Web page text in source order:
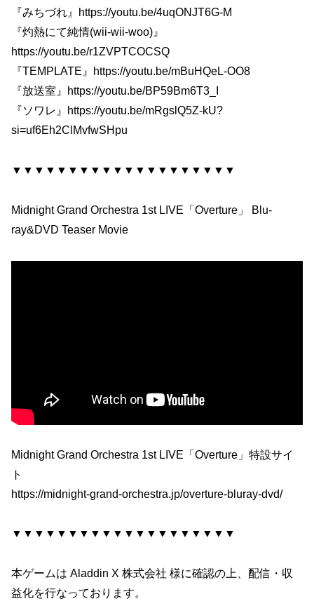
『みちづれ』https://youtu.be/4uqONJT6G-M
『灼熱にて純情(wii-wii-woo)』
https://youtu.be/r1ZVPTCOCSQ
『TEMPLATE』https://youtu.be/mBuHQeL-OO8
『放送室』https://youtu.be/BP59Bm6T3_I
『ソワレ』https://youtu.be/mRgslQ5Z-kU?
si=uf6Eh2ClMvfwSHpu
▼▼▼▼▼▼▼▼▼▼▼▼▼▼▼▼▼▼▼▼
Midnight Grand Orchestra 1st LIVE「Overture」 Blu-
ray&DVD Teaser Movie
Midnight Grand Orchestra 1st LIVE「Overture」特設サイ
ト
https://midnight-grand-orchestra.jp/overture-bluray-dvd/
▼▼▼▼▼▼▼▼▼▼▼▼▼▼▼▼▼▼▼▼
本ゲームは Aladdin X 株式会社 様に確認の上、配信・収
益化を行なっております。